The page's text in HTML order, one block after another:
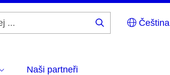
Čeština
Naši partneři